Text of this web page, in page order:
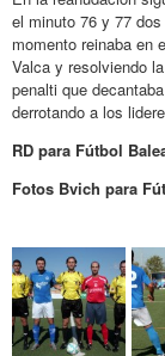
el minuto 76 y 77
momento reinaba en
Valca y resolviendo
penalti que
derrotando a los
RD para Fútbol
Fotos Bvich para